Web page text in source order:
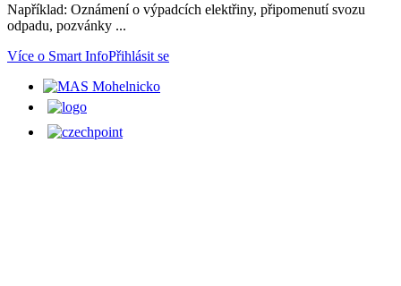
Například: Oznámení o výpadcích elektřiny, připomenutí svozu
odpadu, pozvánky ...
Více o Smart InfoPřihlásit se